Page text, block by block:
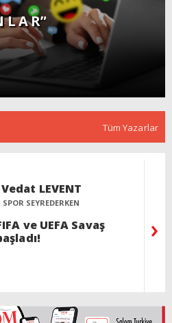
L A R”
Tüm Yazarlar
Selin SÜAR
KÖŞEBAŞI
gülümsemeyi
halk
›